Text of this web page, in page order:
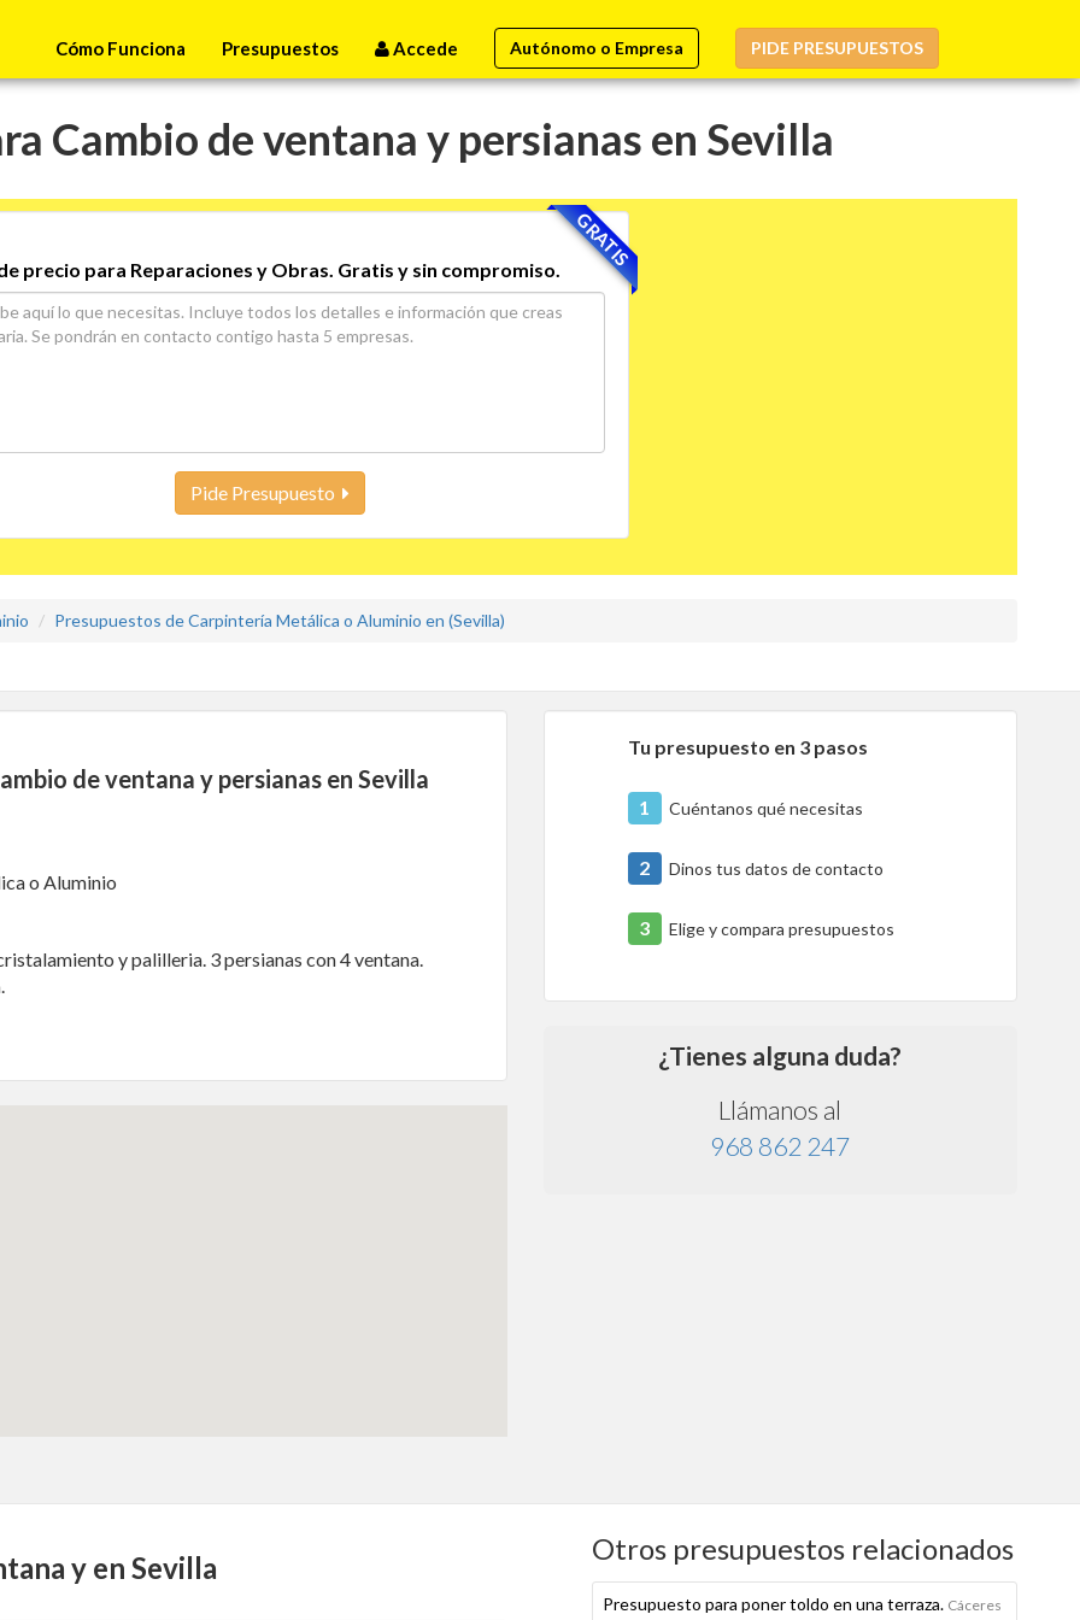
Cómo Funciona Presupuestos Accede Autónomo o Empresa PIDE PRESUPUESTOS
Cambio de ventana y persianas en Sevilla
GRATIS
precio para Reparaciones y Obras. Gratis y sin compromiso.
Pide Presupuesto
Presupuestos de Carpintería Metálica o Aluminio en (Sevilla)
de ventana y persianas en Sevilla
o Aluminio
y palilleria. 3 persianas con 4 ventana.
Tu presupuesto en 3 pasos
1 Cuéntanos qué necesitas
2 Dinos tus datos de contacto
3 Elige y compara presupuestos
¿Tienes alguna duda?
Llámanos al
968 862 247
y en Sevilla
Otros presupuestos relacionados
Presupuesto para poner toldo en una terraza. Cáceres